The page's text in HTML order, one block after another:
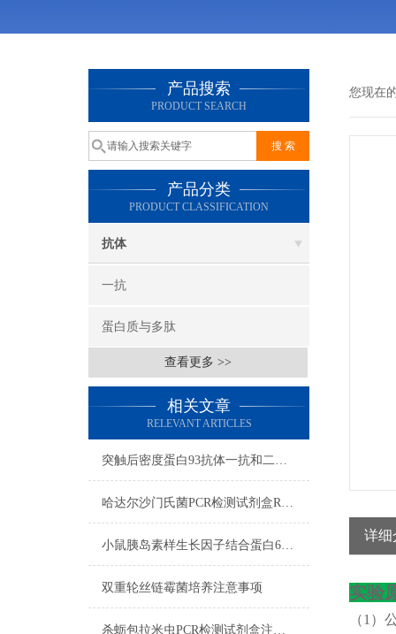
产品搜索
PRODUCT SEARCH
产品分类
PRODUCT CLASSIFICATION
抗体
一抗
蛋白质与多肽
查看更多 >>
相关文章
RELEVANT ARTICLES
突触后密度蛋白93抗体一抗和二抗的区别
哈达尔沙门氏菌PCR检测试剂盒RNA质量检测
小鼠胰岛素样生长因子结合蛋白6ELISA试剂盒注意事项
双重轮丝链霉菌培养​注意事项
杀蛎包拉米虫PCR检测试剂盒注意事项
您现在
详细
实验
（1）